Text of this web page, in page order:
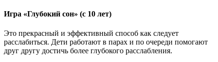
Игра «Глубокий сон» (с 10 лет)
Это прекрасный и эффективный способ как следует
расслабиться. Дети работают в парах и по очереди помогают
друг другу достичь более глубокого расслабления.